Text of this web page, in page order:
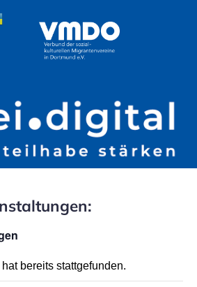
bereits stattgefunden.